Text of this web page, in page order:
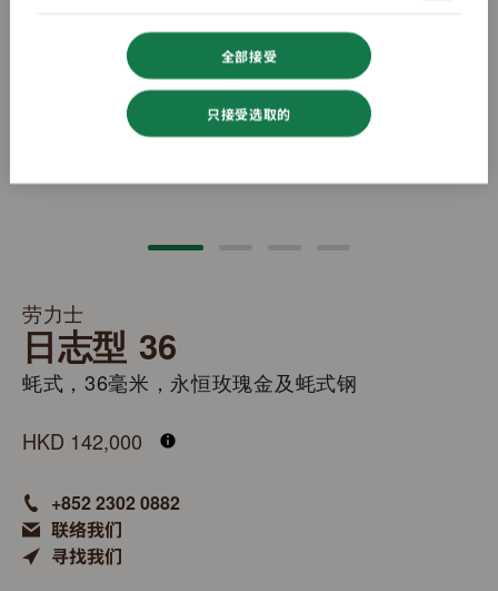
劳力士
日志型 36
蚝式，36毫米，永恒玫瑰金及蚝式钢
HKD 142,000
+852 2302 0882
联络我们
寻找我们
全部接受
只接受选取的